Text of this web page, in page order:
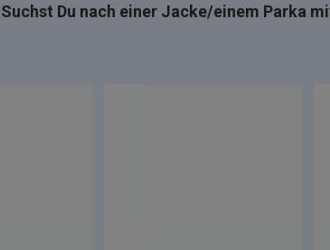
Suchst Du nach einer Jacke/einem Parka